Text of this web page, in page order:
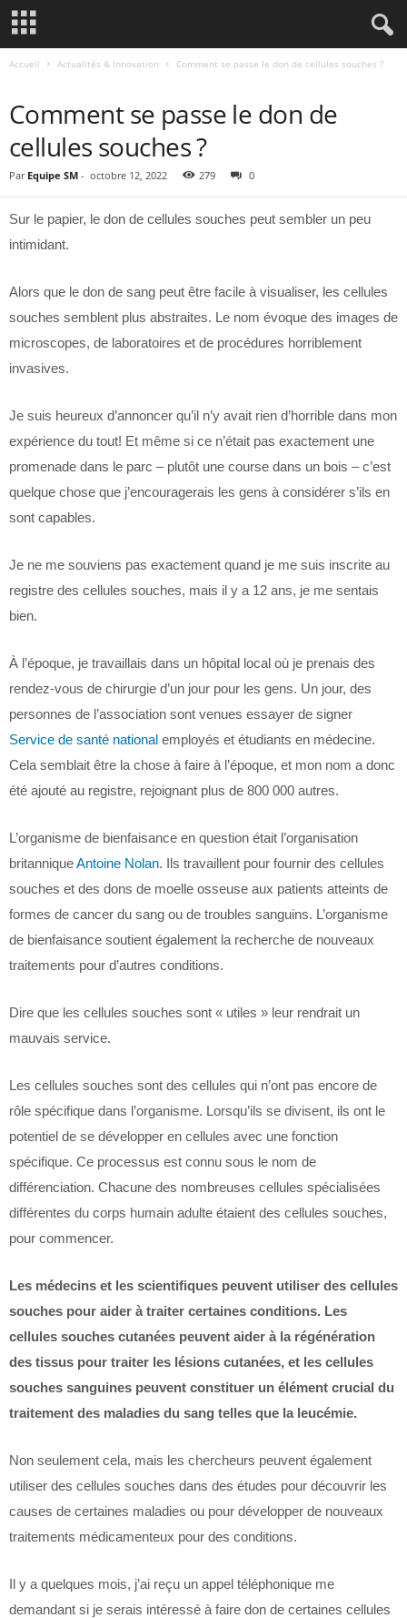
Accueil Actualités & Innovation Comment se passe le don de cellules souches ?
Comment se passe le don de
cellules souches ?
Par Equipe SM - octobre 12, 2022 279 0
Sur le papier, le don de cellules souches peut sembler un peu
intimidant.
Alors que le don de sang peut être facile à visualiser, les cellules
souches semblent plus abstraites. Le nom évoque des images de
microscopes, de laboratoires et de procédures horriblement
invasives.
Je suis heureux d’annoncer qu’il n’y avait rien d’horrible dans mon
expérience du tout! Et même si ce n’était pas exactement une
promenade dans le parc – plutôt une course dans un bois – c’est
quelque chose que j’encouragerais les gens à considérer s’ils en
sont capables.
Je ne me souviens pas exactement quand je me suis inscrite au
registre des cellules souches, mais il y a 12 ans, je me sentais
bien.
À l’époque, je travaillais dans un hôpital local où je prenais des
rendez-vous de chirurgie d’un jour pour les gens. Un jour, des
personnes de l’association sont venues essayer de signer
Service de santé national employés et étudiants en médecine.
Cela semblait être la chose à faire à l’époque, et mon nom a donc
été ajouté au registre, rejoignant plus de 800 000 autres.
L’organisme de bienfaisance en question était l’organisation
britanniqueAntoine Nolan. Ils travaillent pour fournir des cellules
souches et des dons de moelle osseuse aux patients atteints de
formes de cancer du sang ou de troubles sanguins. L’organisme
de bienfaisance soutient également la recherche de nouveaux
traitements pour d’autres conditions.
Dire que les cellules souches sont « utiles » leur rendrait un
mauvais service.
Les cellules souches sont des cellules qui n’ont pas encore de
rôle spécifique dans l’organisme. Lorsqu’ils se divisent, ils ont le
potentiel de se développer en cellules avec une fonction
spécifique. Ce processus est connu sous le nom de
différenciation. Chacune des nombreuses cellules spécialisées
différentes du corps humain adulte étaient des cellules souches,
pour commencer.
Les médecins et les scientifiques peuvent utiliser des cellules
souches pour aider à traiter certaines conditions. Les
cellules souches cutanées peuvent aider à la régénération
des tissus pour traiter les lésions cutanées, et les cellules
souches sanguines peuvent constituer un élément crucial du
traitement des maladies du sang telles que la leucémie.
Non seulement cela, mais les chercheurs peuvent également
utiliser des cellules souches dans des études pour découvrir les
causes de certaines maladies ou pour développer de nouveaux
traitements médicamenteux pour des conditions.
Il y a quelques mois, j’ai reçu un appel téléphonique me
demandant si je serais intéressé à faire don de certaines cellules